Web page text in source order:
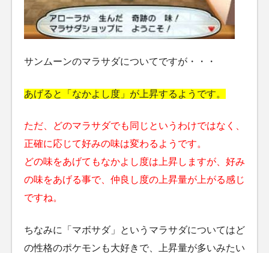
サンムーンのマラサダについてですが・・・
あげると「なかよし度」が上昇するようです。
ただ、どのマラサダでも同じというわけではなく、
正確に応じて好みの味は変わるようです。
どの味をあげてもなかよし度は上昇しますが、好み
の味をあげる事で、仲良し度の上昇量が上がる感じ
ですね。
ちなみに「マボサダ」というマラサダについてはど
の性格のポケモンも大好きで、上昇量が多いみたい